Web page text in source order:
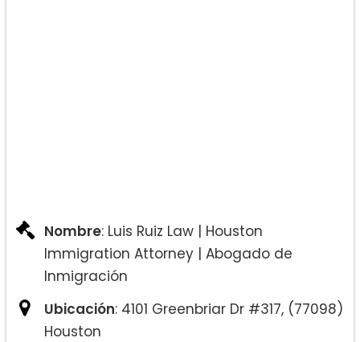
Nombre: Luis Ruiz Law | Houston
Immigration Attorney | Abogado de
Inmigración
Ubicación: 4101 Greenbriar Dr #317, (77098)
Houston